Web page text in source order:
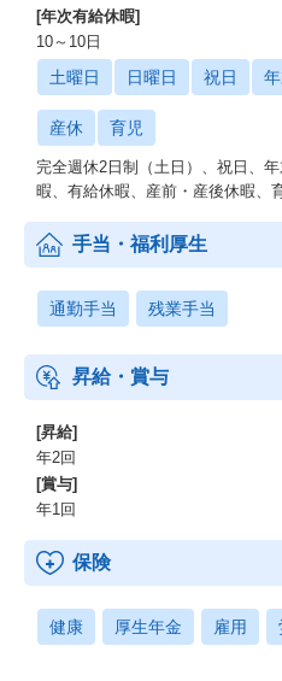
[年次有給休暇]
10～10日
土曜日 日曜日 祝日
産休 育児
完全週休2日制（土日）、祝日、
暇、有給休暇、産前・産後休暇、
手当・福利厚生
通勤手当 残業手当
昇給・賞与
[昇給]
年2回
[賞与]
年1回
保険
健康 厚生年金 雇用